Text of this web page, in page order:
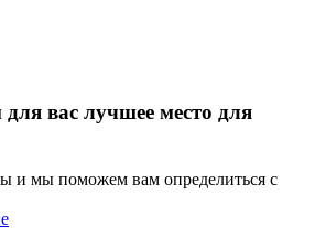
для вас лучшее место для
и мы поможем вам определиться с